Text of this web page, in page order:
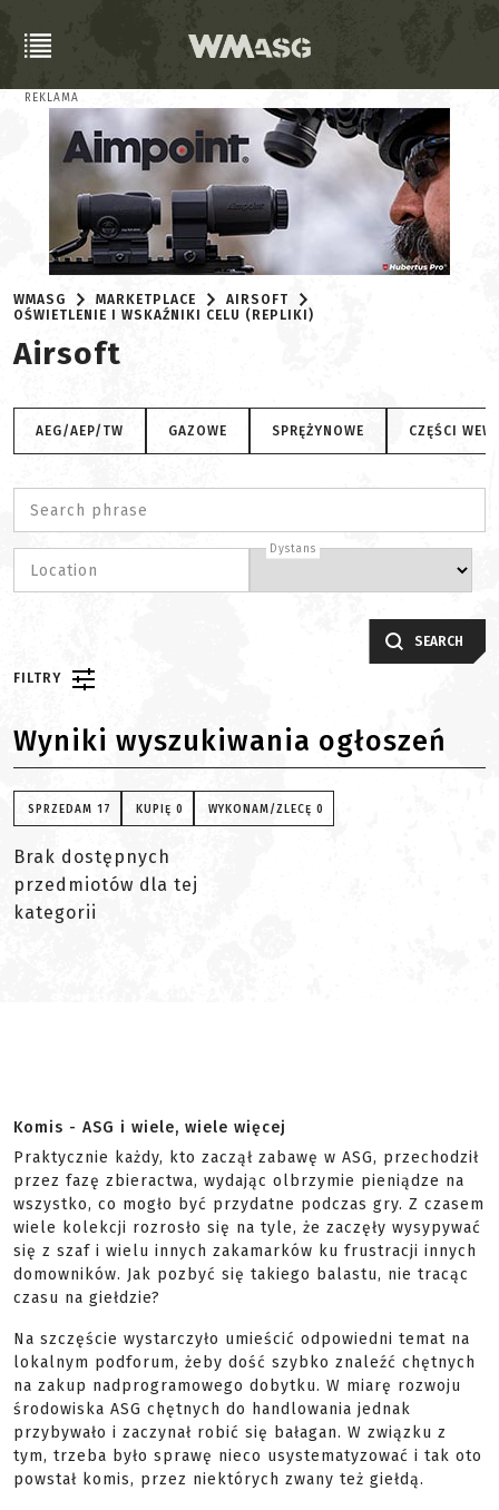
REKLAMA
WMASG MARKETPLACE
AIRSOFT
OŚWIETLENIE I WSKAŹNIKI CELU (REPLIKI)
Airsoft
AEG/AEP/TW GAZOWE SPRĘŻYNOWE CZĘŚCI
Search phrase
Location
Dystans
SEARCH
FILTRY
Wyniki wyszukiwania ogłoszeń
SPRZEDAM 17 KUPIĘ 0 WYKONAM/ZLECĘ 0
Brak dostępnych
przedmiotów dla tej
kategorii
Komis - ASG i wiele, wiele więcej
Praktycznie każdy, kto zaczął zabawę w ASG, przechodził
przez fazę zbieractwa, wydając olbrzymie pieniądze na
wszystko, co mogło być przydatne podczas gry. Z czasem
wiele kolekcji rozrosło się na tyle, że zaczęły wysypywać
się z szaf i wielu innych zakamarków ku frustracji innych
domowników. Jak pozbyć się takiego balastu, nie tracąc
czasu na giełdzie?
Na szczęście wystarczyło umieścić odpowiedni temat na
lokalnym podforum, żeby dość szybko znaleźć chętnych
na zakup nadprogramowego dobytku. W miarę rozwoju
środowiska ASG chętnych do handlowania jednak
przybywało i zaczynał robić się bałagan. W związku z
tym, trzeba było sprawę nieco usystematyzować i tak oto
powstał komis, przez niektórych zwany też giełdą.